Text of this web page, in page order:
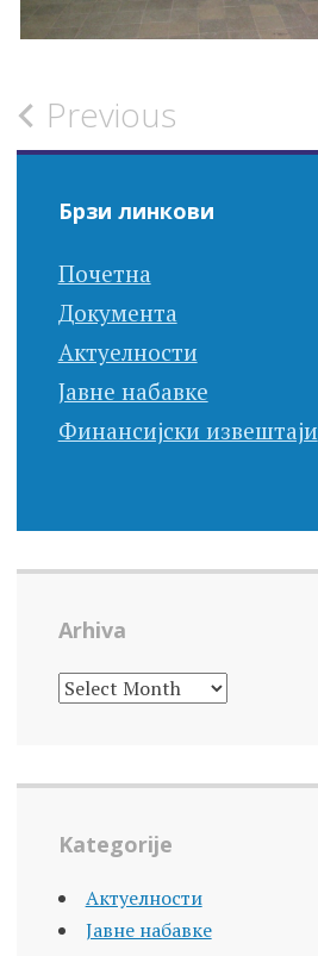
Post
navigation
Previous
Брзи линкови
Почетна
Документа
Актуелности
Јавне набавке
Финансијски извештаји
Arhiva
ARHIVA
Kategorije
Актуелности
Јавне набавке